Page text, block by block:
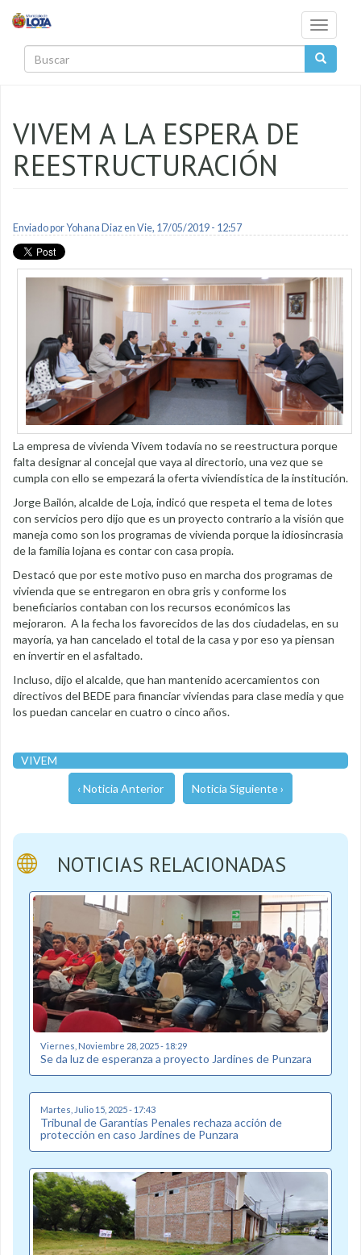
Toggle
VIVEM A LA ESPERA DE
REESTRUCTURACIÓN
Enviado porYohana Diazen Vie, 17/05/2019 - 12:57
La empresa de vivienda Vivem todavía no se reestructura porque
falta designar al concejal que vaya al directorio, una vez que se
cumpla con ello se empezará la oferta viviendística de la institución.
Jorge Bailón, alcalde de Loja, indicó que respeta el tema de lotes
con servicios pero dijo que es un proyecto contrario a la visión que
maneja como son los programas de vivienda porque la idiosincrasia
de la familia lojana es contar con casa propia.
Destacó que por este motivo puso en marcha dos programas de
vivienda que se entregaron en obra gris y conforme los
beneficiarios contaban con los recursos económicos las
mejoraron. A la fecha los favorecidos de las dos ciudadelas, en su
mayoría, ya han cancelado el total de la casa y por eso ya piensan
en invertir en el asfaltado.
Incluso, dijo el alcalde, que han mantenido acercamientos con
directivos del BEDE para financiar viviendas para clase media y que
los puedan cancelar en cuatro o cinco años.
VIVEM
‹ Noticia Anterior Noticia Siguiente ›
NOTICIAS RELACIONADAS
Viernes, Noviembre 28, 2025 - 18:29
Se da luz de esperanza a proyecto Jardines de Punzara
Martes, Julio 15, 2025 - 17:43
Tribunal de Garantías Penales rechaza acción de
protección en caso Jardines de Punzara